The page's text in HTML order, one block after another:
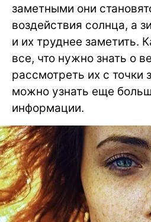
заметными они
воздействия солнца, а
и их труднее заметить.
все, что нужно знать о
рассмотреть их с точки
можно узнать еще
информации.